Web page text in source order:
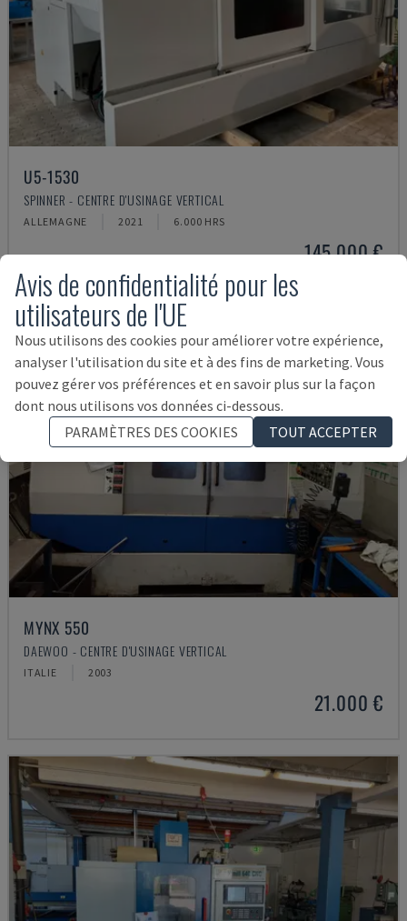
U5-1530
SPINNER - CENTRE D'USINAGE VERTICAL
ALLEMAGNE 2021 6.000 HRS
145.000 €
MYNX 550
DAEWOO - CENTRE D'USINAGE VERTICAL
ITALIE 2003
21.000 €
Avis de confidentialité pour les
utilisateurs de l'UE
Nous utilisons des cookies pour améliorer votre expérience,
analyser l'utilisation du site et à des fins de marketing. Vous
pouvez gérer vos préférences et en savoir plus sur la façon
dont nous utilisons vos données ci-dessous.
PARAMÈTRES DES COOKIES
TOUT ACCEPTER